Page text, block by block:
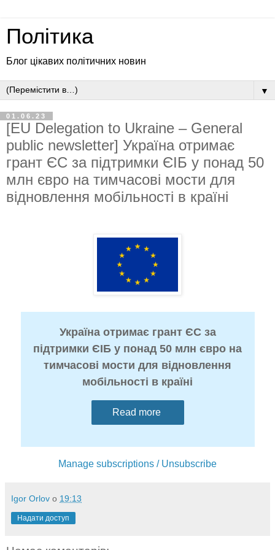
Політика
Блог цікавих політичних новин
▼
01.06.23
[EU Delegation to Ukraine – General
public newsletter] Україна отримає
грант ЄС за підтримки ЄІБ у понад 50
млн євро на тимчасові мости для
відновлення мобільності в країні
Україна отримає грант ЄС за
підтримки ЄІБ у понад 50 млн євро на
тимчасові мости для відновлення
мобільності в країні
Read more
Manage subscriptions / Unsubscribe
Igor Orlov о 19:13
Надати доступ